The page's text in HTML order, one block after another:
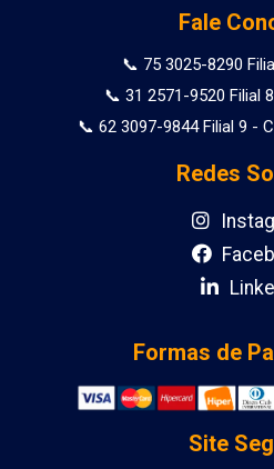
Fale
📞 75 3025-8290
📞 31 2571-9520 Filial
📞 62 3097-9844 Filial 9 -
Redes
Formas de
Site